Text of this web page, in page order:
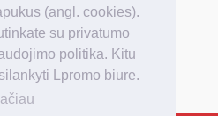
(angl. cookies).
su privatumo
politika. Kitu
Lpromo biure.